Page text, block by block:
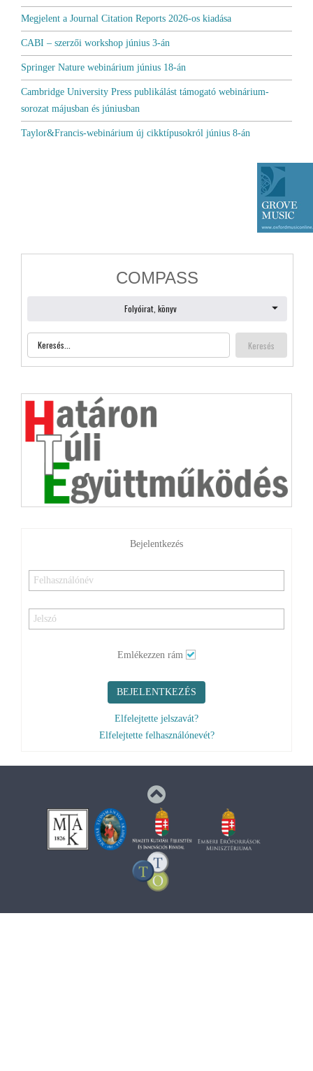
Megjelent a Journal Citation Reports 2026-os kiadása
CABI – szerzői workshop június 3-án
Springer Nature webinárium június 18-án
Cambridge University Press publikálást támogató webinárium-
sorozat májusban és júniusban
Taylor&Francis-webinárium új cikktípusokról június 8-án
Bejelentkezés
Emlékezzen rám
BEJELENTKEZÉS
Elfelejtette jelszavát?
Elfelejtette felhasználónevét?